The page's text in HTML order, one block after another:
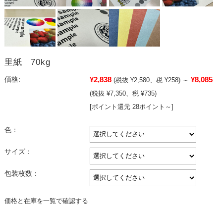
里紙 70kg
価格: ¥2,838 (税抜 ¥2,580、税 ¥258) ～ ¥8,085
(税抜 ¥7,350、税 ¥735)
[ポイント還元 28ポイント～]
色：
サイズ：
包装枚数：
価格と在庫を一覧で確認する